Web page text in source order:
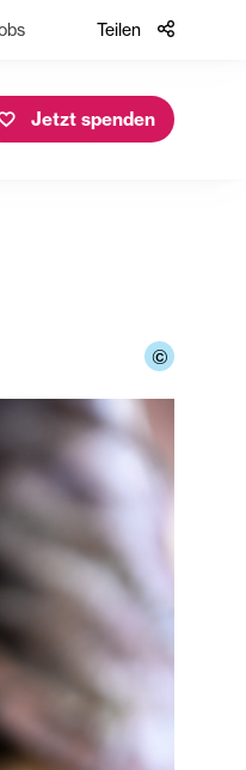
Teilen
Jetzt spenden
©